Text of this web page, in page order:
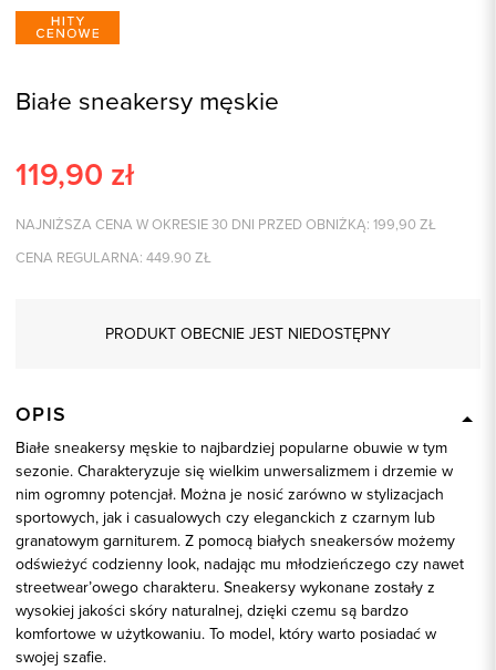
Białe sneakersy męskie
119,90 zł
NAJNIŻSZA CENA W OKRESIE 30 DNI PRZED OBNIŻKĄ: 199,90 ZŁ
CENA REGULARNA: 449.90 ZŁ
PRODUKT OBECNIE JEST NIEDOSTĘPNY
OPIS
Białe sneakersy męskie to najbardziej popularne obuwie w tym
sezonie. Charakteryzuje się wielkim unwersalizmem i drzemie w
nim ogromny potencjał. Można je nosić zarówno w stylizacjach
sportowych, jak i casualowych czy eleganckich z czarnym lub
granatowym garniturem. Z pomocą białych sneakersów możemy
odświeżyć codzienny look, nadając mu młodzieńczego czy nawet
streetwear’owego charakteru. Sneakersy wykonane zostały z
wysokiej jakości skóry naturalnej, dzięki czemu są bardzo
komfortowe w użytkowaniu. To model, który warto posiadać w
swojej szafie.